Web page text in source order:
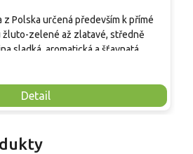
Detail
Polska určená především k přímé
žluto-zelené až zlatavé, středně
sladká, aromatická a šťavnatá.
možná koncem srpna či
pro zahradní pěstování, domácí
vedení.